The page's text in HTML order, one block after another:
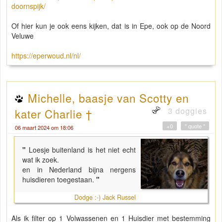
doornspijk/
Of hier kun je ook eens kijken, dat is in Epe, ook op de Noord
Veluwe
https://eperwoud.nl/nl/
Michelle, baasje van Scotty en
kater Charlie †
3 doggies
06 maart 2024 om 18:06 " quote "
+0
" Loesje buitenland is het niet echt
wat ik zoek.
en in Nederland bijna nergens
huisdieren toegestaan. "
Dodge :-) Jack Russel
Als ik filter op 1 Volwassenen en 1 Huisdier met bestemming